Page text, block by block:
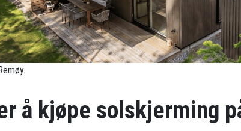
å kjøpe solskjerming